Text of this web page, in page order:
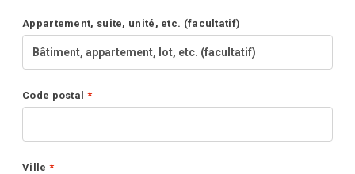
Appartement, suite, unité, etc. (facultatif)
Code postal *
Ville *